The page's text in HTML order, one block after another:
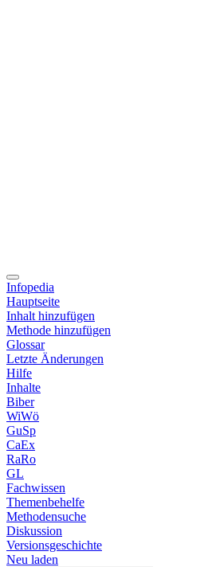
Infopedia
Hauptseite
Inhalt hinzufügen
Methode hinzufügen
Glossar
Letzte Änderungen
Hilfe
Inhalte
Biber
WiWö
GuSp
CaEx
RaRo
GL
Fachwissen
Themenbehelfe
Methodensuche
Diskussion
Versionsgeschichte
Neu laden